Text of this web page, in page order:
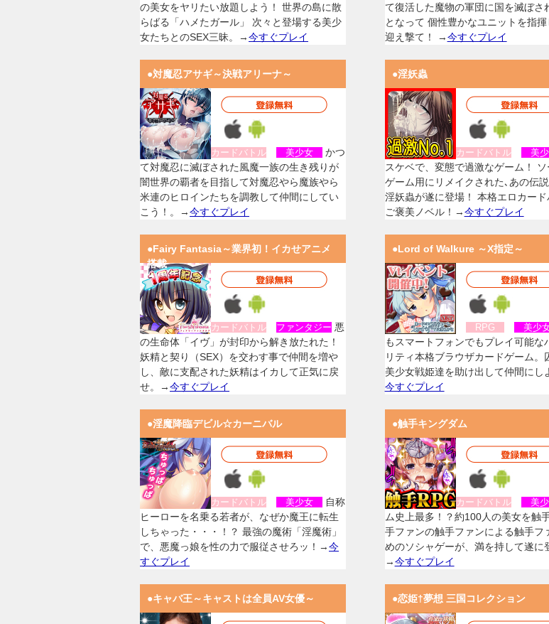
の美女をヤリたい放題しよう！ 世界の島に散
らばる「ハメたガール」 次々と登場する美少
女たちとのSEX三昧。→今すぐプレイ
て復活した魔物の軍団に国を滅ぼさ
となって 個性豊かなユニットを指
迎え撃て！ →今すぐプレイ
●対魔忍アサギ～決戦アリーナ～
カードバトル 美少女
かつ
て対魔忍に滅ぼされた風魔一族の生き残りが
闇世界の覇者を目指して対魔忍やら魔族やら
米連のヒロインたちを調教して仲間にしてい
こう！。→今すぐプレイ
●淫妖蟲
カードバトル 美
スケベで、変態で過激なゲーム！
ゲーム用にリメイクされた､あの伝
淫妖蟲が遂に登場！ 本格エロカード
ご褒美ノベル！→今すぐプレイ
●Fairy Fantasia～業界初！イカせアニメ
搭載
カードバトル ファンタジー 悪
の生命体「イヴ」が封印から解き放たれた！
妖精と契り（SEX）を交わす事で仲間を増や
し、敵に支配された妖精はイカして正気に戻
せ。→今すぐプレイ
●Lord of Walkure ～X指定～
RPG 美少
もスマートフォンでもプレイ可能な
リティ本格ブラウザカードゲーム。
美少女戦姫達を助け出して仲間にし
今すぐプレイ
●淫魔降臨デビル☆カーニバル
カードバトル 美少女
自称
ヒーローを名乗る若者が、なぜか魔王に転生
しちゃった・・・！？ 最強の魔術「淫魔術」
で、悪魔っ娘を性の力で服従させろッ！→今
すぐプレイ
●触手キングダム
カードバトル 美
ム史上最多！？約100人の美女を触
手ファンの触手ファンによる触手フ
めのソシャゲーが、満を持して遂に
→今すぐプレイ
●キャバ王～キャストは全員AV女優～ ●恋姫†夢想 三国コレクション